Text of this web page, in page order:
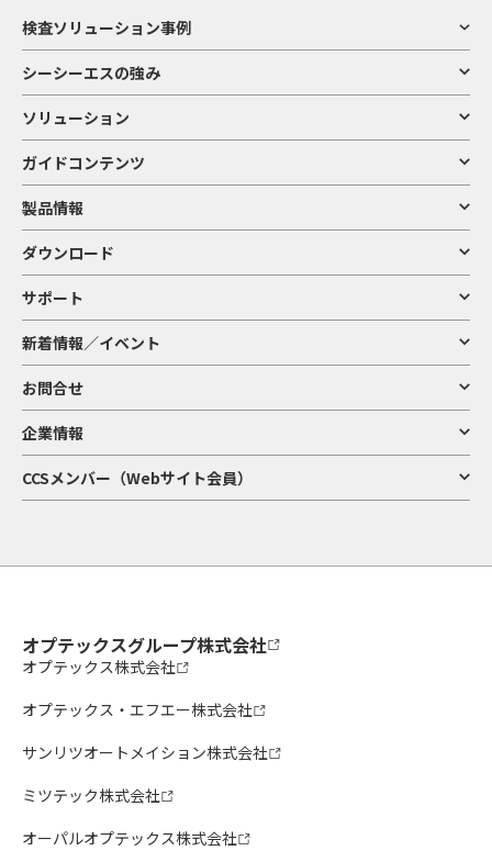
検査ソリューション事例
シーシーエスの強み
ソリューション
ガイドコンテンツ
製品情報
ダウンロード
サポート
新着情報／イベント
お問合せ
企業情報
CCSメンバー（Webサイト会員）
オプテックスグループ株式会社
オプテックス株式会社
オプテックス・エフエー株式会社
サンリツオートメイション株式会社
ミツテック株式会社
オーパルオプテックス株式会社